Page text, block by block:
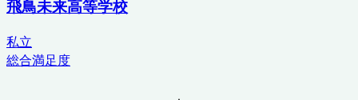
飛鳥未来高等学校
私立
総合満足度